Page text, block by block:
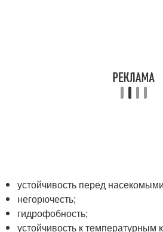
устойчивость перед
негорючесть;
гидрофобность;
устойчивость к температурным